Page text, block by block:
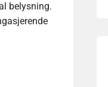
belysning.